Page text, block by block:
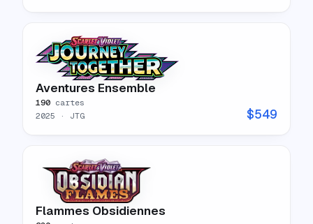
Aventures Ensemble
190 cartes
2025 · JTG $549
Flammes Obsidiennes